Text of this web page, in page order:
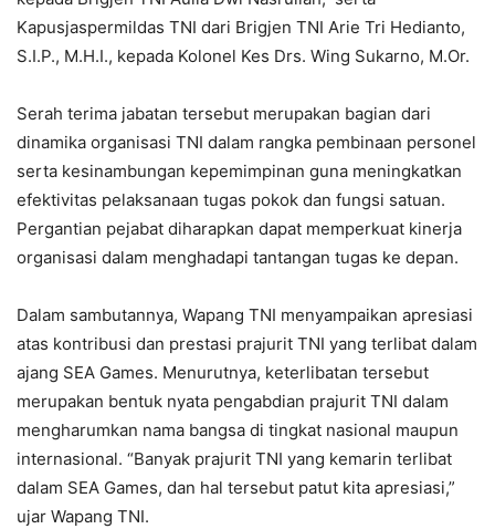
Kapusjaspermildas TNI dari Brigjen TNI Arie Tri Hedianto,
S.I.P., M.H.I., kepada Kolonel Kes Drs. Wing Sukarno, M.Or.
Serah terima jabatan tersebut merupakan bagian dari
dinamika organisasi TNI dalam rangka pembinaan personel
serta kesinambungan kepemimpinan guna meningkatkan
efektivitas pelaksanaan tugas pokok dan fungsi satuan.
Pergantian pejabat diharapkan dapat memperkuat kinerja
organisasi dalam menghadapi tantangan tugas ke depan.
Dalam sambutannya, Wapang TNI menyampaikan apresiasi
atas kontribusi dan prestasi prajurit TNI yang terlibat dalam
ajang SEA Games. Menurutnya, keterlibatan tersebut
merupakan bentuk nyata pengabdian prajurit TNI dalam
mengharumkan nama bangsa di tingkat nasional maupun
internasional. “Banyak prajurit TNI yang kemarin terlibat
dalam SEA Games, dan hal tersebut patut kita apresiasi,”
ujar Wapang TNI.